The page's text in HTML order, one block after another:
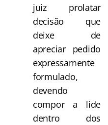
juiz prolatar
decisão que
deixe de
apreciar pedido
expressamente
formulado,
devendo
compor a lide
dentro dos